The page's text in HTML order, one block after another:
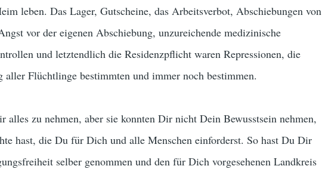
leben. Das Lager, Gutscheine, das Arbeitsverbot, Abschiebungen von
vor der eigenen Abschiebung, unzureichende medizinische
und letztendlich die Residenzpflicht waren Repressionen, die
aller Flüchtlinge bestimmten und immer noch bestimmen.
alles zu nehmen, aber sie konnten Dir nicht Dein Bewusstsein nehmen,
hast, die Du für Dich und alle Menschen einforderst. So hast Du Dir
selber genommen und den für Dich vorgesehenen Landkreis